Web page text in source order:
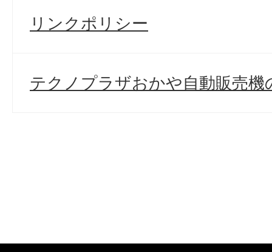
リンクポリシー
テクノプラザおかや自動販売機